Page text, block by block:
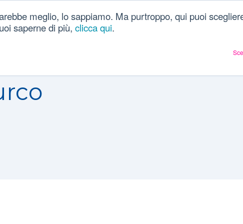
meglio, lo sappiamo. Ma purtroppo, qui puoi
saperne di più, clicca qui.
Chi siamo Dizionario Articoli sulla salute